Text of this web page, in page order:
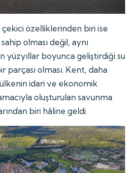
özelliklerinden biri ise
olması değil, aynı
yüzyıllar boyunca geliştirdiği su
parçası olması. Kent, daha
idari ve ekonomik
oluşturulan savunma
biri hâline geldi.